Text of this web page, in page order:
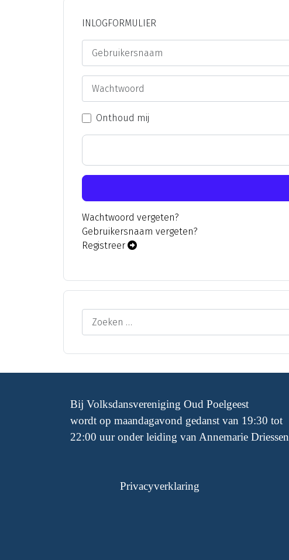
INLOGFORMULIER
Gebruikersnaam
Wachtwoord
Onthoud mij
Wachtwoord vergeten?
Gebruikersnaam vergeten?
Registreer
Zoeken
Bij Volksdansvereniging Oud Poelgeest
wordt op maandagavond gedanst van 19:30 tot
22:00 uur onder leiding van Annemarie Driessen
Privacyverklaring